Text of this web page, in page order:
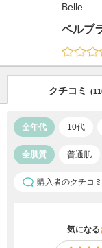
Belle
ベルブ
クチコミ
全年代 10代
全肌質 普通肌
購入者のクチコミ
気になる